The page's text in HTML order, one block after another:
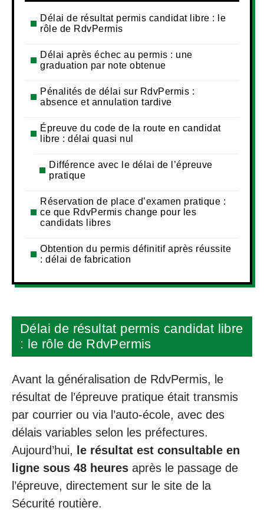
Délai de résultat permis candidat libre : le
rôle de RdvPermis
Délai après échec au permis : une
graduation par note obtenue
Pénalités de délai sur RdvPermis :
absence et annulation tardive
Épreuve du code de la route en candidat
libre : délai quasi nul
Différence avec le délai de l’épreuve
pratique
Réservation de place d’examen pratique :
ce que RdvPermis change pour les
candidats libres
Obtention du permis définitif après réussite
: délai de fabrication
Délai de résultat permis candidat libre
: le rôle de RdvPermis
Avant la généralisation de RdvPermis, le
résultat de l’épreuve pratique était transmis
par courrier ou via l’auto-école, avec des
délais variables selon les préfectures.
Aujourd’hui, le résultat est consultable en
ligne sous 48 heures après le passage de
l’épreuve, directement sur le site de la
Sécurité routière.